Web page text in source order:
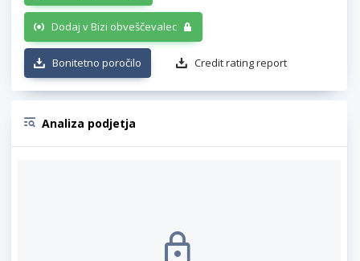
Dodaj v Bizi obveščevalec
Bonitetno poročilo Credit rating report
Analiza podjetja